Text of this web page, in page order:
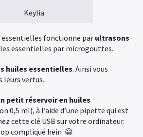
Keylia
essentielles fonctionne par ultrasons
essentielles par microgouttes.
huiles essentielles. Ainsi vous
leurs vertus.
petit réservoir en huiles
0,5 ml), à l’aide d’une pipette qui est
cette clé USB sur votre ordinateur.
compliqué hein 😀